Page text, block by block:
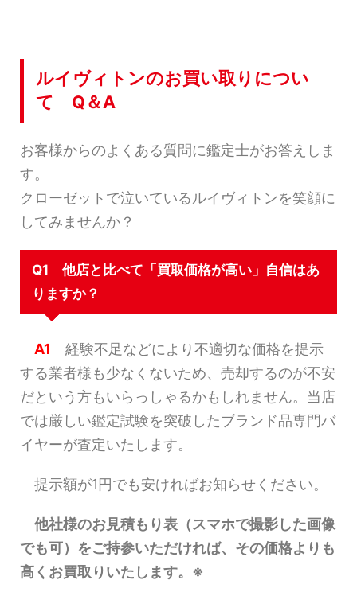
ルイヴィトンのお買い取りについ
て Q＆A
お客様からのよくある質問に鑑定士がお答えしま
す。
クローゼットで泣いているルイヴィトンを笑顔に
してみませんか？
Q1 他店と比べて「買取価格が高い」自信はあ
りますか？
A1 経験不足などにより不適切な価格を提示
する業者様も少なくないため、売却するのが不安
だという方もいらっしゃるかもしれません。当店
では厳しい鑑定試験を突破したブランド品専門バ
イヤーが査定いたします。
提示額が1円でも安ければお知らせください。
他社様のお見積もり表（スマホで撮影した画像
でも可）をご持参いただければ、その価格よりも
高くお買取りいたします。※